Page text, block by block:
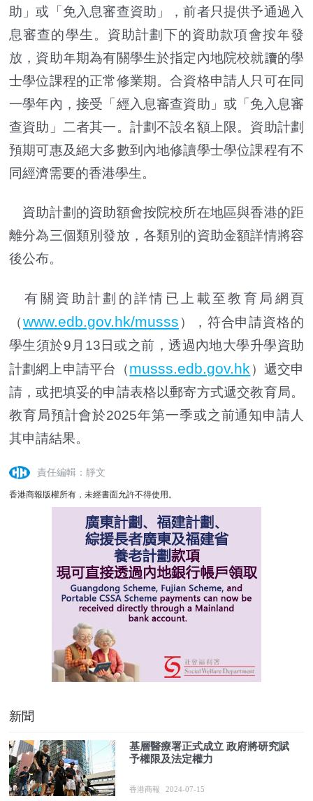
助」或「免入息審查資助」，前者只提供予通過入
息審查的學生。資助計劃下的資助款項會按年發
放，資助年期為有關學生於指定內地院校就讀的學
士學位課程的正常修業期。合資格申請人只可在同
一學年內，接受「經入息審查資助」或「免入息審
查資助」二者其一。計劃不設名額上限。資助計劃
預期可惠及絕大多數到內地修讀學士學位課程有不
同經濟需要的香港學生。
資助計劃的資助額會按院校所在地區與香港的距
離分為三個類別發放，各類別的資助金額詳情將容
後公布。
有關資助計劃的詳情已上載至教育局網頁
（www.edb.gov.hk/musss ），符合申請資格的
學生須於9月13日或之前，透過內地大學升學資助
計劃網上申請平台（musss.edb.gov.hk ）遞交申
請，或把填妥的申請表格以郵寄方式遞交教育局。
教育局預計會於2025年第一季或之前通知申請人
其申請結果。
責任編輯：靜文
香港商報版權所有，未經書面允許不得使用。
新聞
基層醫療署正式成立 政府將研究賦
予權限及法定權力
香港商報 2024-07-15